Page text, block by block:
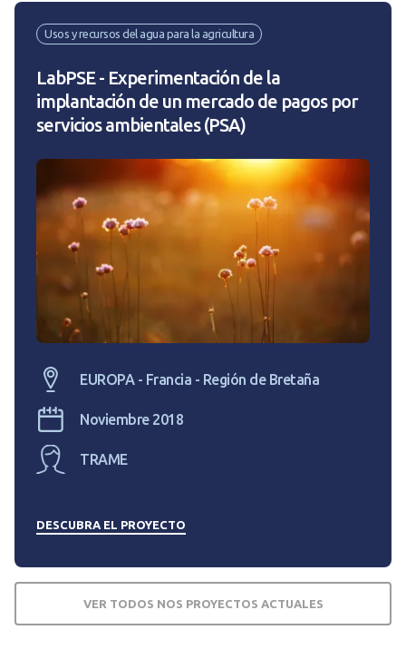
Usos y recursos del agua para la agricultura
LabPSE - Experimentación de la
implantación de un mercado de pagos por
servicios ambientales (PSA)
EUROPA - Francia - Región de Bretaña
Noviembre 2018
TRAME
DESCUBRA EL PROYECTO
VER TODOS NOS PROYECTOS ACTUALES